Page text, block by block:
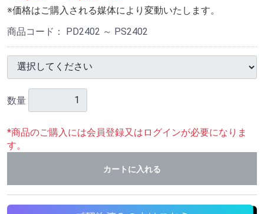
※価格はご購入される媒体により変動いたします。
商品コード： PD2402 ～ PS2402
数量
*商品のご購入には会員登録又はログインが必要になりま
す。
カートに入れる